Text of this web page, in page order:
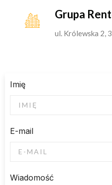
Grupa
ul. Królewska 2,
Imię
E-mail
Wiadomość